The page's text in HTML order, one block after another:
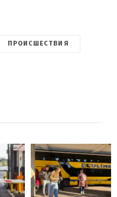
ПРОИСШЕСТВИЯ